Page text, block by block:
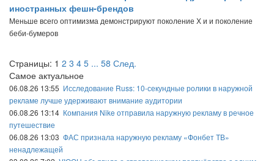
иностранных фешн-брендов
Меньше всего оптимизма демонстрируют поколение Х и и поколение
беби-бумеров
Страницы: 1 2 3 4 5 ... 58 След.
Самое актуальное
06.08.26 13:55 Исследование Russ: 10-секундные ролики в наружной
рекламе лучше удерживают внимание аудитории
06.08.26 13:14 Компания Nike отправила наружную рекламу в речное
путешествие
06.08.26 13:03 ФАС признала наружную рекламу «Фонбет ТВ»
ненадлежащей